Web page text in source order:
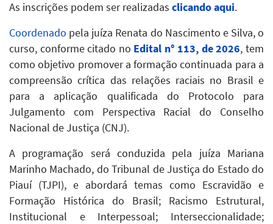
As inscrições podem ser realizadas clicando aqui.
Coordenado pela juíza Renata do Nascimento e Silva, o
curso, conforme citado no Edital n° 113, de 2026, tem
como objetivo promover a formação continuada para a
compreensão crítica das relações raciais no Brasil e
para a aplicação qualificada do Protocolo para
Julgamento com Perspectiva Racial do Conselho
Nacional de Justiça (CNJ).
A programação será conduzida pela juíza Mariana
Marinho Machado, do Tribunal de Justiça do Estado do
Piauí (TJPI), e abordará temas como Escravidão e
Formação Histórica do Brasil; Racismo Estrutural,
Institucional e Interpessoal; Interseccionalidade;